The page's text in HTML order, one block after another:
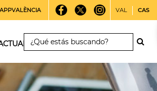
APPVALÈNCIA VAL CAS